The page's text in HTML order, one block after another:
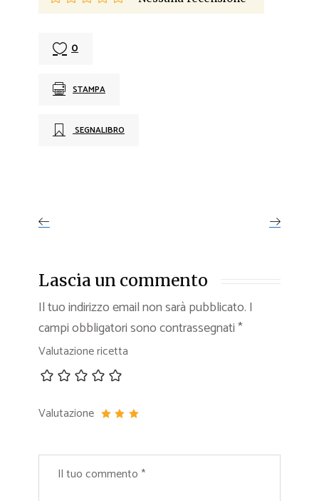
0
STAMPA
SEGNALIBRO
Lascia un commento
Il tuo indirizzo email non sarà pubblicato. I
campi obbligatori sono contrassegnati*
Valutazione ricetta
Valutazione